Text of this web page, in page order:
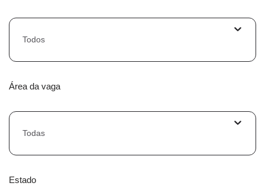
Todos
Área da vaga
Todas
Estado